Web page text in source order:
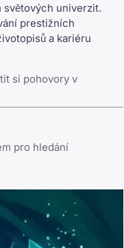
univerzit.
prestižních
a kariéru
si pohovory v
pro hledání